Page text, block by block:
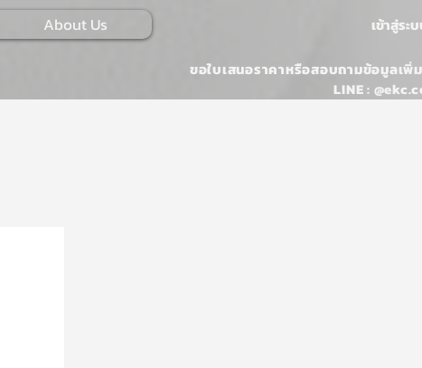
About Us เข้าสู่ระ
ขอใบเสนอราคาหรือสอบถามข้อมูลเพิ่
LINE :